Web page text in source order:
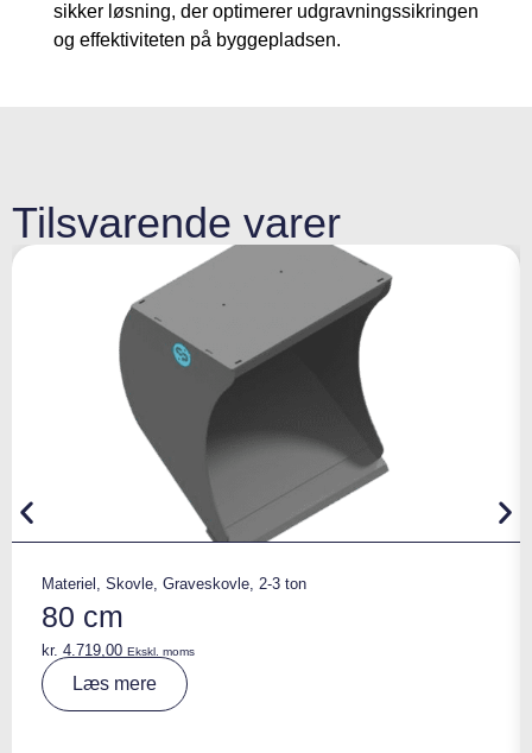
sikker løsning, der optimerer udgravningssikringen
og effektiviteten på byggepladsen.
Tilsvarende varer
Materiel , Skovle, Graveskovle, 2-3 ton
80 cm
kr. 4.719,00 Ekskl. moms
Læs mere